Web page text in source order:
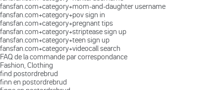
fansfan.com+category+mom-and-daughter username
fansfan.com+category+pov sign in
fansfan.com+category+pregnant tips
fansfan.com+category+striptease sign up
fansfan.com+category+teen sign up
fansfan.com+category+videocall search
FAQ de la commande par correspondance
Fashion, Clothing
find postordrebrud
finn en postordrebrud